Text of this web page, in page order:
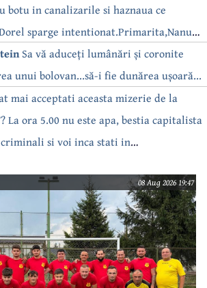
botu in canalizarile si haznaua ce
sparge intentionat.Primarita,Nanu
as intreba o si pe Izabel Mitrea
Sa vă aduceți lumânări și coronite
unui bolovan...să-i fie dunărea ușoară...
mai acceptati aceasta mizerie de la
La ora 5.00 nu este apa, bestia capitalista
si voi inca stati in
08 Aug 2026 19:47